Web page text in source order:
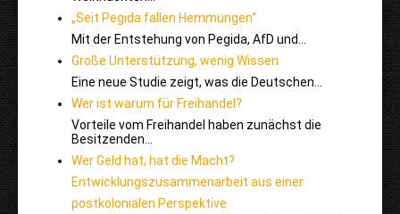
„Seit Pegida fallen Hemmungen“
Mit der Entstehung von Pegida, AfD und…
Große Unterstützung, wenig Wissen
Eine neue Studie zeigt, was die Deutschen…
Wer ist warum für Freihandel?
Vorteile vom Freihandel haben zunächst die
Besitzenden…
Wer Geld hat, hat die Macht?
Entwicklungszusammenarbeit aus einer
postkolonialen Perspektive